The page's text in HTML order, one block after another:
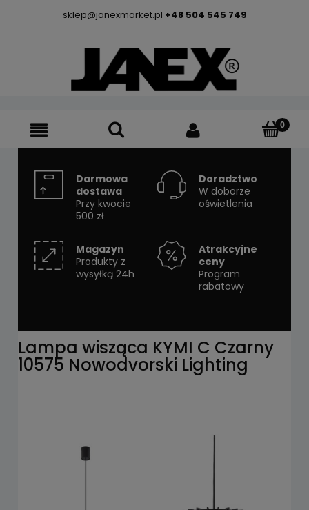
sklep@janexmarket.pl +48 504 545 749
Darmowa
dostawa
Przy kwocie
500 zł
Doradztwo
W doborze
oświetlenia
Magazyn
Produkty z
wysyłką 24h
Atrakcyjne
ceny
Program
rabatowy
Lampa wisząca KYMI C Czarny
10575 Nowodvorski Lighting